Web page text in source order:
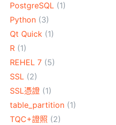
PostgreSQL (1)
Python (3)
Qt Quick (1)
R (1)
REHEL 7 (5)
SSL (2)
SSL憑證 (1)
table_partition (1)
TQC+證照 (2)